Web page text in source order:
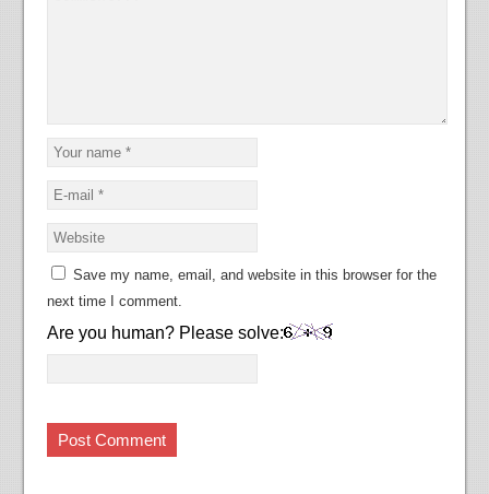
Save my name, email, and website in this browser for the
next time I comment.
Are you human? Please solve: